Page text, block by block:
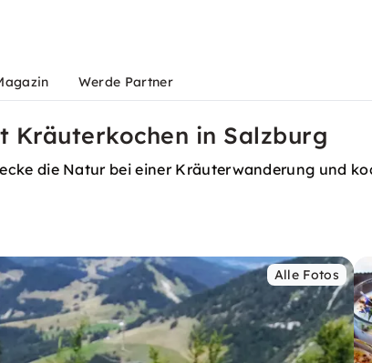
Werde Partner
Kräuterkochen in Salzburg
die Natur bei einer Kräuterwanderung und
Alle Fotos